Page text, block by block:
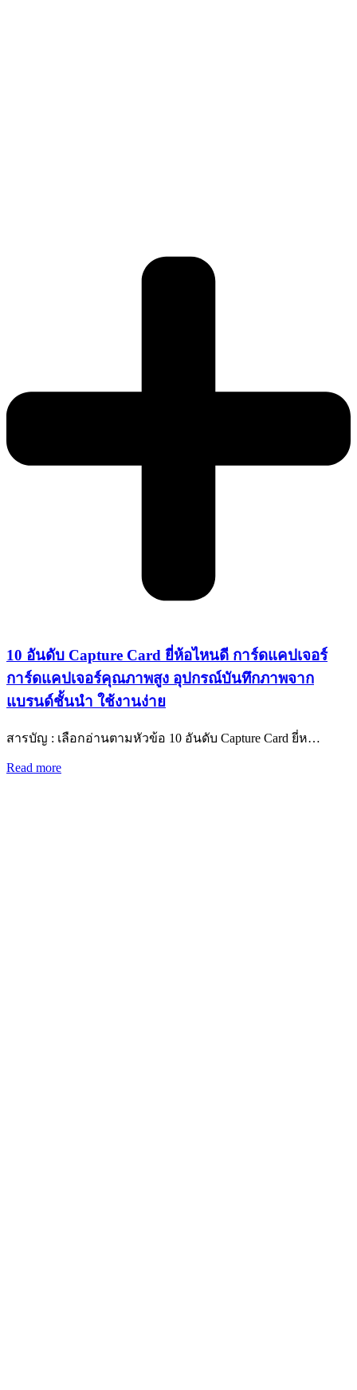
10 อันดับ Capture Card ยี่ห้อไหนดี การ์ดแคปเจอร์
การ์ดแคปเจอร์คุณภาพสูง อุปกรณ์บันทึกภาพจาก
แบรนด์ชั้นนำ ใช้งานง่าย
สารบัญ : เลือกอ่านตามหัวข้อ 10 อันดับ Capture Card ยี่ห…
Read more